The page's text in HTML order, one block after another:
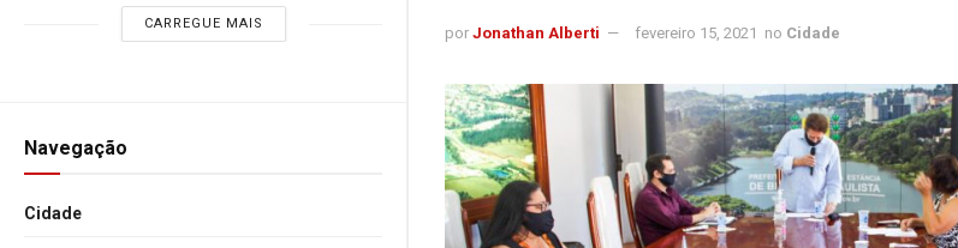
CARREGUE MAIS
Navegação
Cidade
por Jonathan Alberti fevereiro 15, 2021 no Cidade